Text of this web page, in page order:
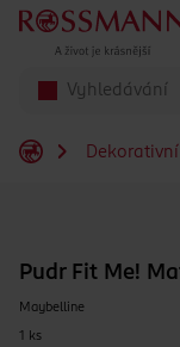
Přeskočit na hlavmní
Pudr Fit Me!
Maybelline
1 ks